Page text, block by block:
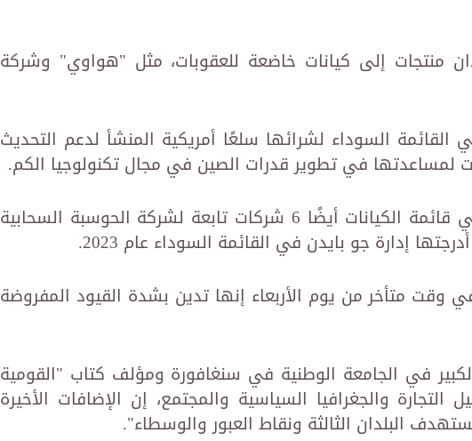
منتجات إلى كيانات خاضعة للعقوبات، مثل "هواوي" وشركة
صينيًا في القائمة السوداء لشرائها سلعًا أمريكية المنشأ لدعم التحديث
في تطوير قدرات الصين في مجال تكنولوجيا الكم.
ومن بين المنظمات المدرجة في قائمة الكيانات أيضًا 6 شركات تابعة لشركة الحوسبة السحابية
إدارة جو بايدن في القائمة السوداء عام 2023.
في وقت متأخر من يوم الأربعاء إنها تدين بشدة القيود المفروضة
في الجامعة الوطنية في سنغافورة ومؤلف كتاب "القومية
والجغرافيا السياسية والمجتمع، إن الإضافات الأخيرة
البلدان الثالثة ونقاط العبور والوسطاء".